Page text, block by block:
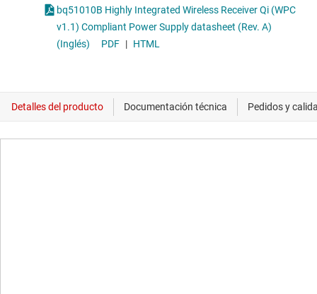
bq51010B Highly Integrated Wireless Receiver Qi (WPC
v1.1) Compliant Power Supply datasheet (Rev. A)
(Inglés)
PDF | HTML